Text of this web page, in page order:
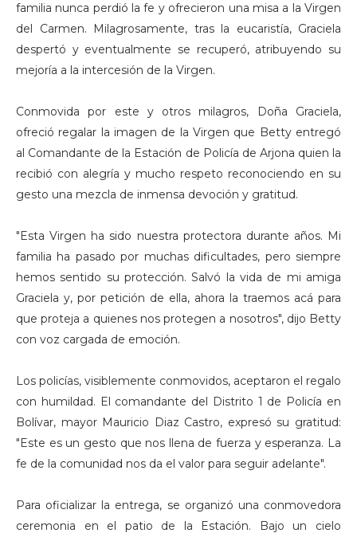
familia nunca perdió la fe y ofrecieron una misa a la Virgen
del Carmen. Milagrosamente, tras la eucaristía, Graciela
despertó y eventualmente se recuperó, atribuyendo su
mejoría a la intercesión de la Virgen.
Conmovida por este y otros milagros, Doña Graciela,
ofreció regalar la imagen de la Virgen que Betty entregó
al Comandante de la Estación de Policía de Arjona quien la
recibió con alegría y mucho respeto reconociendo en su
gesto una mezcla de inmensa devoción y gratitud.
"Esta Virgen ha sido nuestra protectora durante años. Mi
familia ha pasado por muchas dificultades, pero siempre
hemos sentido su protección. Salvó la vida de mi amiga
Graciela y, por petición de ella, ahora la traemos acá para
que proteja a quienes nos protegen a nosotros", dijo Betty
con voz cargada de emoción.
Los policías, visiblemente conmovidos, aceptaron el regalo
con humildad. El comandante del Distrito 1 de Policía en
Bolívar, mayor Mauricio Diaz Castro, expresó su gratitud:
"Este es un gesto que nos llena de fuerza y esperanza. La
fe de la comunidad nos da el valor para seguir adelante".
Para oficializar la entrega, se organizó una conmovedora
ceremonia en el patio de la Estación. Bajo un cielo